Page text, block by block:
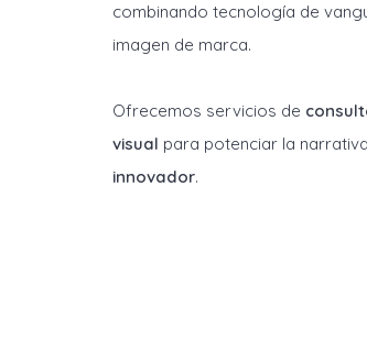
combinando tecnología de
imagen de marca.
Ofrecemos servicios de
visual para potenciar la
innovador.